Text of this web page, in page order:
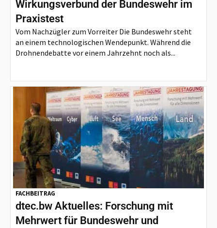
Wirkungsverbund der Bundeswehr im
Praxistest
Vom Nachzügler zum Vorreiter Die Bundeswehr steht
an einem technologischen Wendepunkt. Während die
Drohnendebatte vor einem Jahrzehnt noch als...
FACHBEITRAG
dtec.bw Aktuelles: Forschung mit
Mehrwert für Bundeswehr und